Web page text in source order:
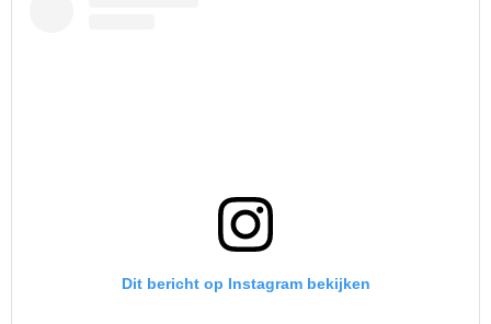
Dit bericht op Instagram bekijken